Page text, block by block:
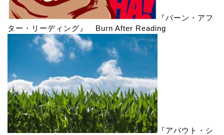
『バーン・アフ
ター・リーディング』 Burn After Reading
『アバウト・シ